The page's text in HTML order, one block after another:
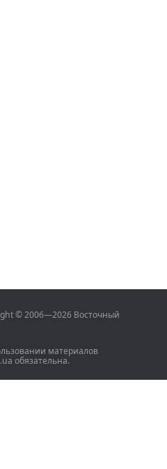
© 2006—2026 Восточный
материалов
обязательна.